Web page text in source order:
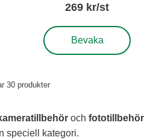
269 kr/st
Bevaka
, uFinder, stöldskydd för
30 produkter
och fototillbehör
speciell kategori.